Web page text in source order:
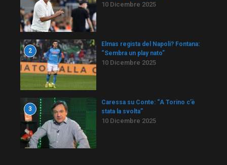
10 Dicembre 2025
2
Elmas regista del Napoli? Fontana:
“Sembra un play nato”
10 Dicembre 2025
3
Caressa su Conte: “A Torino c’è
stata la svolta”
10 Dicembre 2025